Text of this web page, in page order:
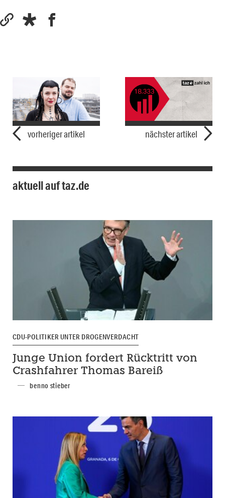
vorheriger artikel nächster artikel
aktuell auf taz.de
CDU-POLITIKER UNTER DROGENVERDACHT
Junge Union fordert Rücktritt von
Crashfahrer Thomas Bareiß
benno stieber